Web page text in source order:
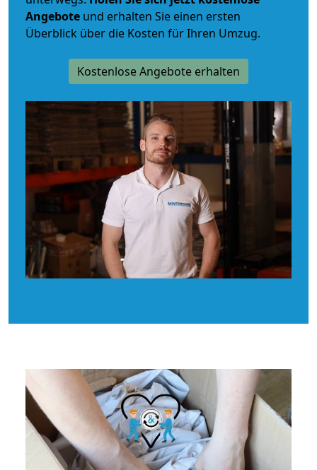
Angebote und erhalten Sie einen ersten
Überblick über die Kosten für Ihren Umzug.
Kostenlose Angebote erhalten